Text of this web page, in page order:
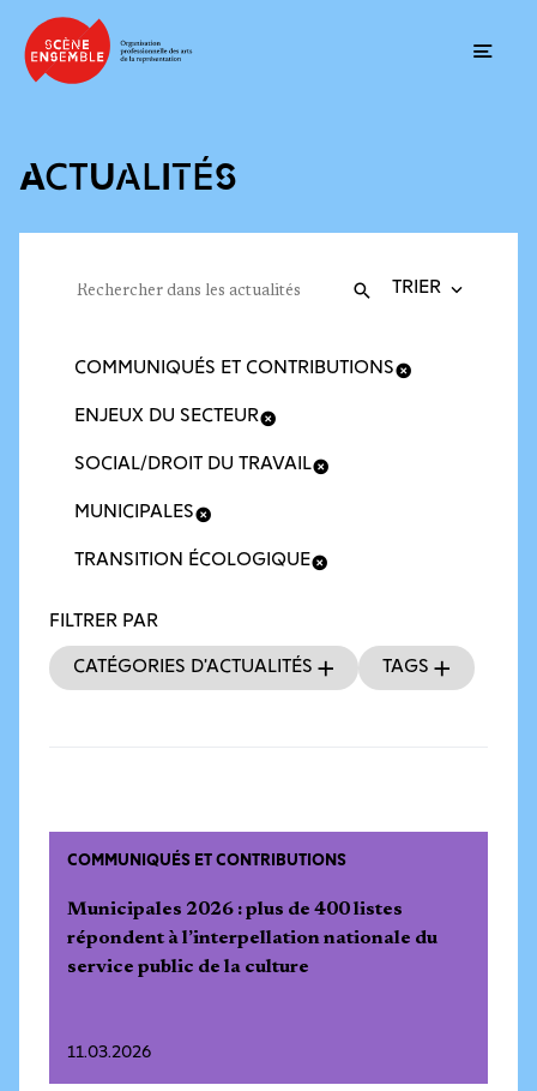
ACTUALITÉS
Recherche
Valider
FILTRER PAR
Catégories d’actualités Tags
COMMUNIQUÉS ET CONTRIBUTIONS
ENJEUX DU SECTEUR
SOCIAL/DROIT DU TRAVAIL
MUNICIPALES
TRANSITION ÉCOLOGIQUE
COMMUNIQUÉS ET CONTRIBUTIONS
Municipales 2026 : plus de 400 listes
répondent à l’interpellation nationale du
service public de la culture
11.03.2026